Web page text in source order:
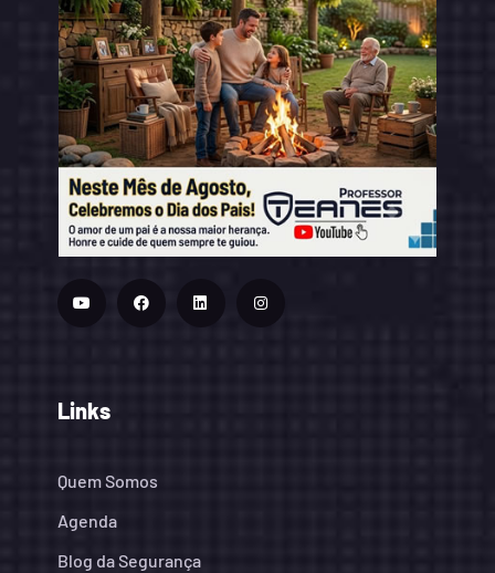
Links
Quem Somos
Agenda
Blog da Segurança